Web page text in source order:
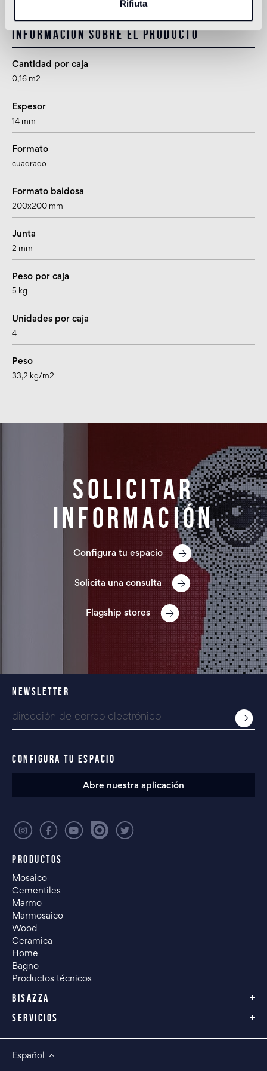
Rifiuta
Información sobre el producto
Cantidad por caja
0,16 m2
Espesor
14 mm
Formato
cuadrado
Formato baldosa
200x200 mm
Junta
2 mm
Peso por caja
5 kg
Unidades por caja
4
Peso
33,2 kg/m2
Solicitar
información
Configura tu espacio
Solicita una consulta
Flagship stores
PRODUCTOS
Mosaico
Cementiles
Marmo
Marmosaico
Wood
Ceramica
Home
Bagno
Productos técnicos
BISAZZA
SERVICIOS
NEWSLETTER
CONFIGURA TU ESPACIO
Abre nuestra aplicación
Español